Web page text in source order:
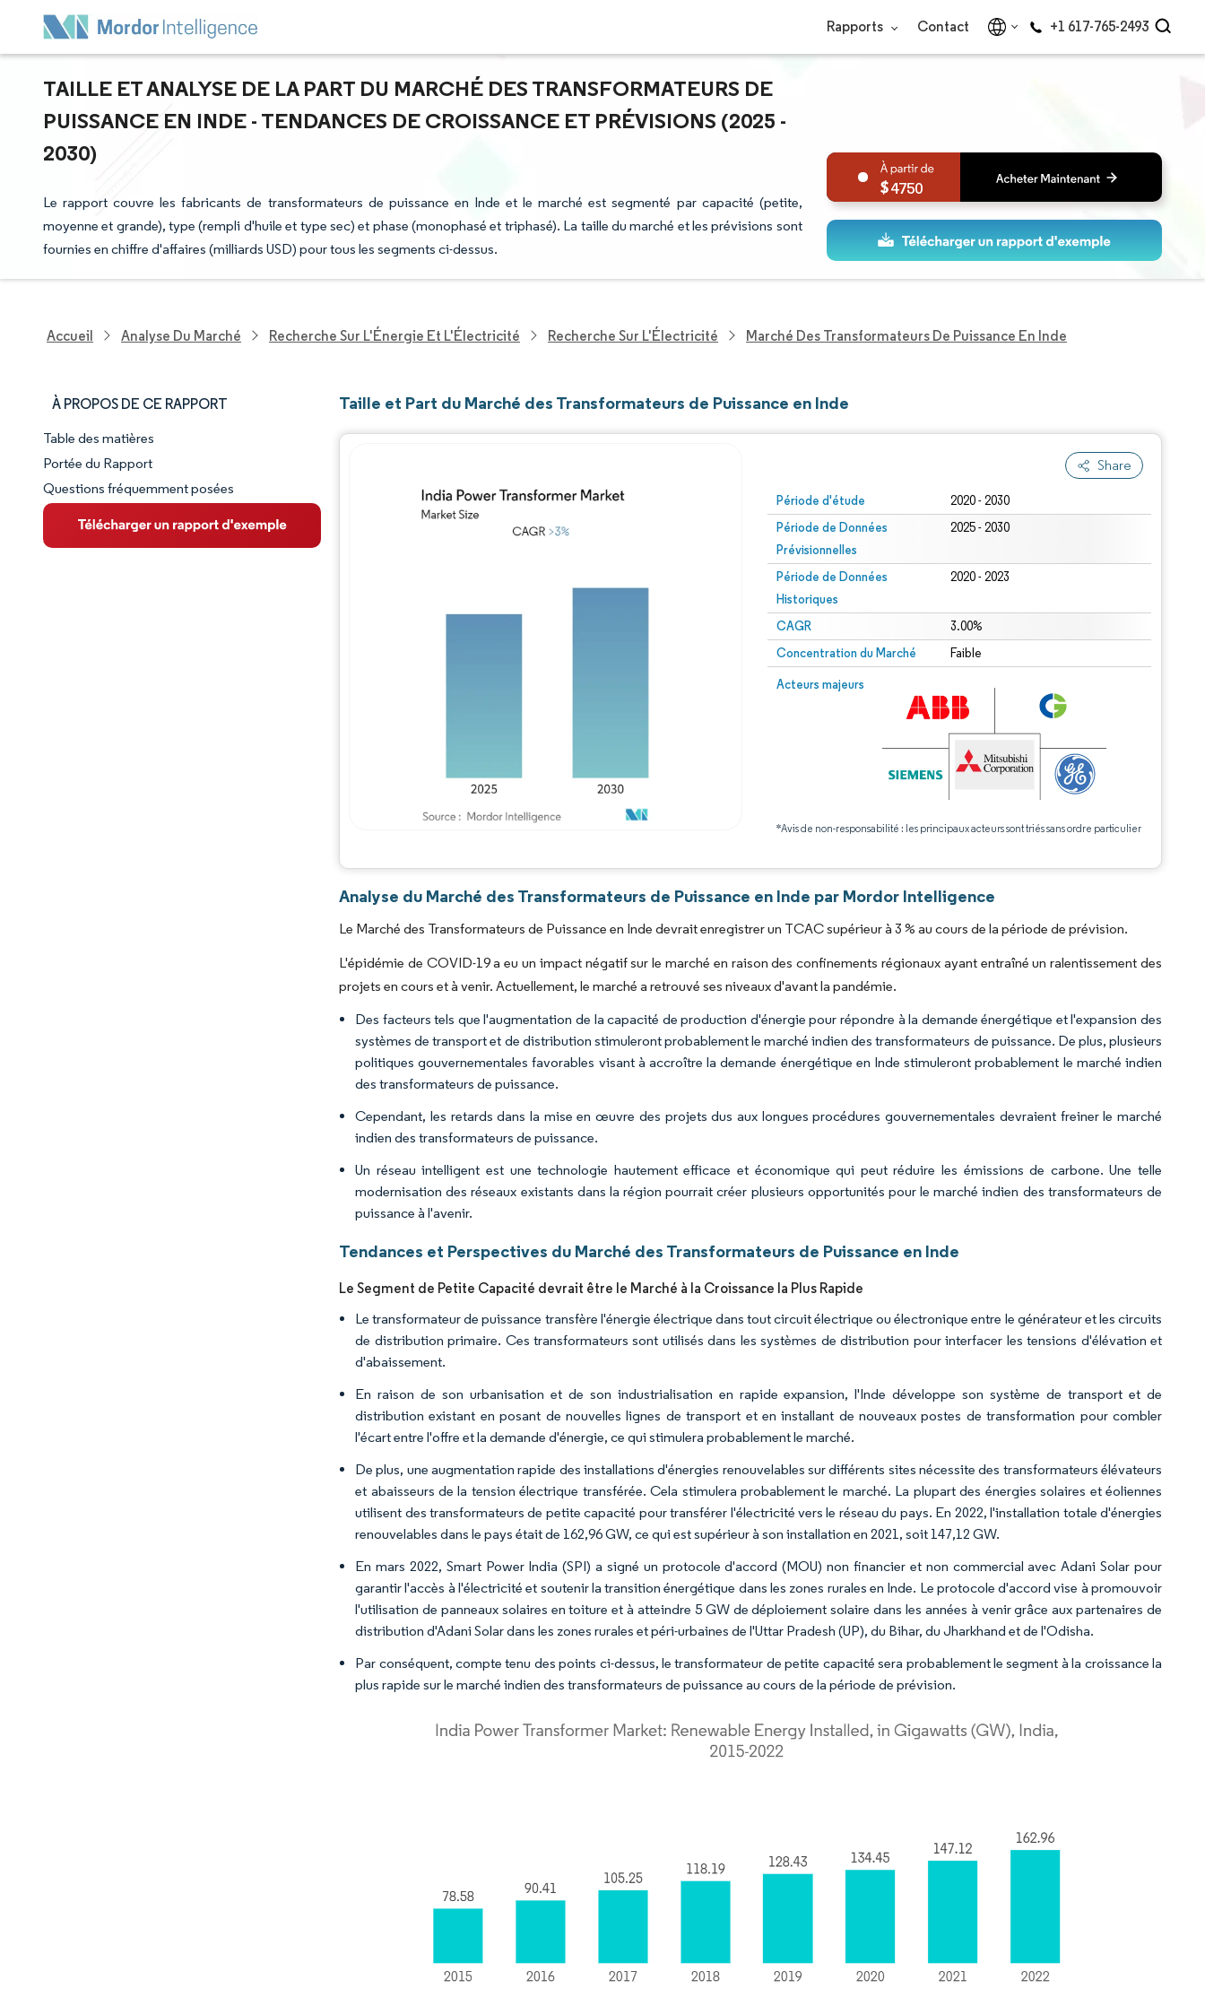
Rapports Contact +1 617-765-2493
TAILLE ET ANALYSE DE LA PART DU MARCHÉ DES TRANSFORMATEURS DE
PUISSANCE EN INDE - TENDANCES DE CROISSANCE ET PRÉVISIONS (2025 -
2030)
Le rapport couvre les fabricants de transformateurs de puissance en Inde et le marché est segmenté par capacité (petite,
moyenne et grande), type (rempli d'huile et type sec) et phase (monophasé et triphasé). La taille du marché et les prévisions sont
fournies en chiffre d'affaires (milliards USD) pour tous les segments ci-dessus.
4750
Accueil Analyse Du Marché Recherche Sur L'Énergie Et L'Électricité Recherche Sur L'Électricité Marché Des Transformateurs De Puissance En Inde
À PROPOS DE CE RAPPORT
Aperçu du marché
VUE D’ENSEMBLE DU MARCHÉ
Principales tendances du marché
Table des matières
Portée du Rapport
Questions fréquemment posées
Taille et Part du Marché des Transformateurs de Puissance en Inde
Share
Période d'étude 2020 - 2030
Période de Données
Prévisionnelles
2025 - 2030
Période de Données
Historiques
2020 - 2023
CAGR 3.00%
Concentration du Marché Faible
Acteurs majeurs
*Avis de non-responsabilité : les principaux acteurs sont triés sans ordre particulier
Analyse du Marché des Transformateurs de Puissance en Inde par Mordor Intelligence
Le Marché des Transformateurs de Puissance en Inde devrait enregistrer un TCAC supérieur à 3 % au cours de la période de prévision.
L'épidémie de COVID-19 a eu un impact négatif sur le marché en raison des confinements régionaux ayant entraîné un ralentissement des
projets en cours et à venir. Actuellement, le marché a retrouvé ses niveaux d'avant la pandémie.
Des facteurs tels que l'augmentation de la capacité de production d'énergie pour répondre à la demande énergétique et l'expansion des
systèmes de transport et de distribution stimuleront probablement le marché indien des transformateurs de puissance. De plus, plusieurs
politiques gouvernementales favorables visant à accroître la demande énergétique en Inde stimuleront probablement le marché indien
des transformateurs de puissance.
Cependant, les retards dans la mise en œuvre des projets dus aux longues procédures gouvernementales devraient freiner le marché
indien des transformateurs de puissance.
Un réseau intelligent est une technologie hautement efficace et économique qui peut réduire les émissions de carbone. Une telle
modernisation des réseaux existants dans la région pourrait créer plusieurs opportunités pour le marché indien des transformateurs de
puissance à l'avenir.
Tendances et Perspectives du Marché des Transformateurs de Puissance en Inde
Le Segment de Petite Capacité devrait être le Marché à la Croissance la Plus Rapide
Le transformateur de puissance transfère l'énergie électrique dans tout circuit électrique ou électronique entre le générateur et les circuits
de distribution primaire. Ces transformateurs sont utilisés dans les systèmes de distribution pour interfacer les tensions d'élévation et
d'abaissement.
En raison de son urbanisation et de son industrialisation en rapide expansion, l'Inde développe son système de transport et de
distribution existant en posant de nouvelles lignes de transport et en installant de nouveaux postes de transformation pour combler
l'écart entre l'offre et la demande d'énergie, ce qui stimulera probablement le marché.
De plus, une augmentation rapide des installations d'énergies renouvelables sur différents sites nécessite des transformateurs élévateurs
et abaisseurs de la tension électrique transférée. Cela stimulera probablement le marché. La plupart des énergies solaires et éoliennes
utilisent des transformateurs de petite capacité pour transférer l'électricité vers le réseau du pays. En 2022, l'installation totale d'énergies
renouvelables dans le pays était de 162,96 GW, ce qui est supérieur à son installation en 2021, soit 147,12 GW.
En mars 2022, Smart Power India (SPI) a signé un protocole d'accord (MOU) non financier et non commercial avec Adani Solar pour
garantir l'accès à l'électricité et soutenir la transition énergétique dans les zones rurales en Inde. Le protocole d'accord vise à promouvoir
l'utilisation de panneaux solaires en toiture et à atteindre 5 GW de déploiement solaire dans les années à venir grâce aux partenaires de
distribution d'Adani Solar dans les zones rurales et péri-urbaines de l'Uttar Pradesh (UP), du Bihar, du Jharkhand et de l'Odisha.
Par conséquent, compte tenu des points ci-dessus, le transformateur de petite capacité sera probablement le segment à la croissance la
plus rapide sur le marché indien des transformateurs de puissance au cours de la période de prévision.